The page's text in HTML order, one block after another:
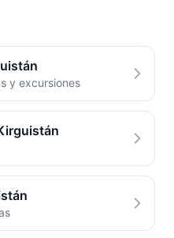
y excursiones